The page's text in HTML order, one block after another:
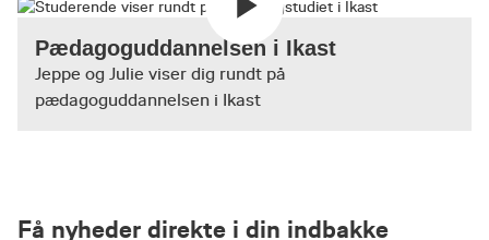
Pædagoguddannelsen i Ikast
Jeppe og Julie viser dig rundt på
pædagoguddannelsen i Ikast
Få nyheder direkte i din indbakke